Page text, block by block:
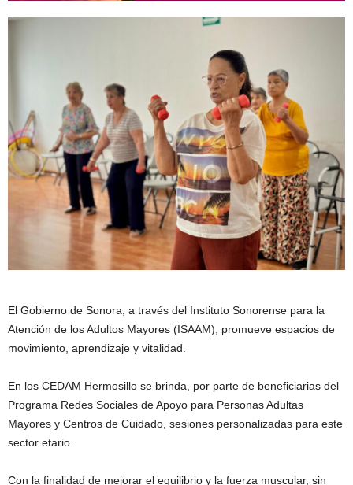
El Gobierno de Sonora, a través del Instituto Sonorense para la
Atención de los Adultos Mayores (ISAAM), promueve espacios de
movimiento, aprendizaje y vitalidad.
En los CEDAM Hermosillo se brinda, por parte de beneficiarias del
Programa Redes Sociales de Apoyo para Personas Adultas
Mayores y Centros de Cuidado, sesiones personalizadas para este
sector etario.
Con la finalidad de mejorar el equilibrio y la fuerza muscular, sin